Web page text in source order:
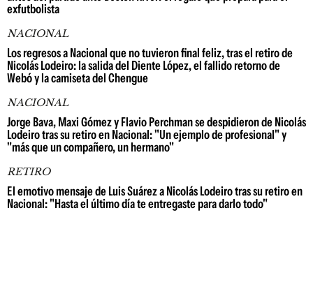
exfutbolista
NACIONAL
Los regresos a Nacional que no tuvieron final feliz, tras el retiro de
Nicolás Lodeiro: la salida del Diente López, el fallido retorno de
Webó y la camiseta del Chengue
NACIONAL
Jorge Bava, Maxi Gómez y Flavio Perchman se despidieron de Nicolás
Lodeiro tras su retiro en Nacional: "Un ejemplo de profesional" y
"más que un compañero, un hermano"
RETIRO
El emotivo mensaje de Luis Suárez a Nicolás Lodeiro tras su retiro en
Nacional: "Hasta el último día te entregaste para darlo todo"